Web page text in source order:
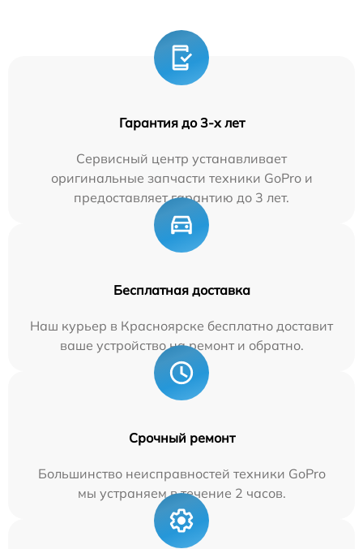
Гарантия до 3-х лет
Сервисный центр устанавливает
оригинальные запчасти техники GoPro и
предоставляет гарантию до 3 лет.
Бесплатная доставка
Наш курьер в Красноярске бесплатно доставит
ваше устройство на ремонт и обратно.
Срочный ремонт
Большинство неисправностей техники GoPro
мы устраняем в течение 2 часов.